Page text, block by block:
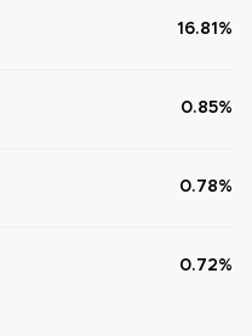
16.81%
0.85%
0.78%
0.72%